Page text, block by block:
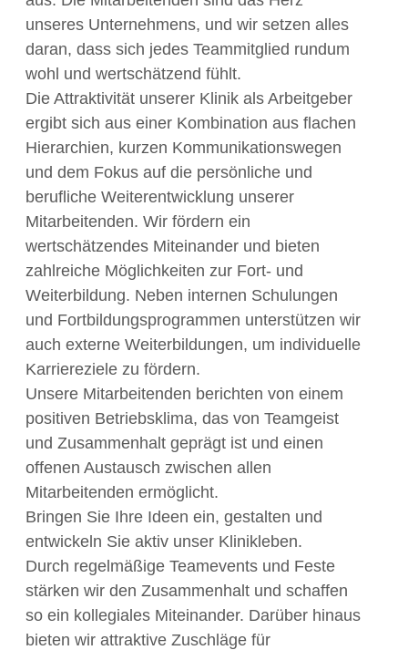
unseres Unternehmens, und wir setzen alles
daran, dass sich jedes Teammitglied rundum
wohl und wertschätzend fühlt.
Die Attraktivität unserer Klinik als Arbeitgeber
ergibt sich aus einer Kombination aus flachen
Hierarchien, kurzen Kommunikationswegen
und dem Fokus auf die persönliche und
berufliche Weiterentwicklung unserer
Mitarbeitenden. Wir fördern ein
wertschätzendes Miteinander und bieten
zahlreiche Möglichkeiten zur Fort- und
Weiterbildung. Neben internen Schulungen
und Fortbildungsprogrammen unterstützen wir
auch externe Weiterbildungen, um individuelle
Karriereziele zu fördern.
Unsere Mitarbeitenden berichten von einem
positiven Betriebsklima, das von Teamgeist
und Zusammenhalt geprägt ist und einen
offenen Austausch zwischen allen
Mitarbeitenden ermöglicht.
Bringen Sie Ihre Ideen ein, gestalten und
entwickeln Sie aktiv unser Klinikleben.
Durch regelmäßige Teamevents und Feste
stärken wir den Zusammenhalt und schaffen
so ein kollegiales Miteinander. Darüber hinaus
bieten wir attraktive Zuschläge für